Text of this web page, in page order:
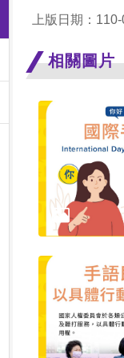
上版日期：
相關圖片